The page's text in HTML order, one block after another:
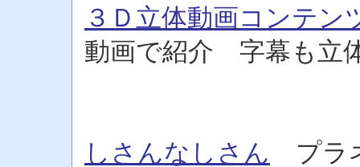
３Ｄ立体動画コンテン
動画で紹介 字幕も立
しさんなしさん プラ